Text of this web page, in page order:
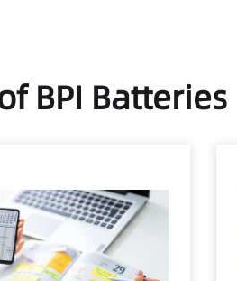
BPI Batteries